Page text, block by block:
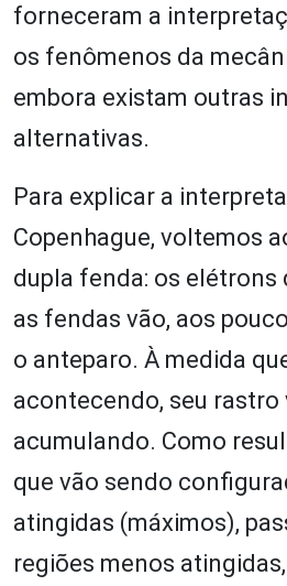
forneceram a
os fenômenos da
embora existam outras
alternativas.
Para explicar a
Copenhague, voltemos
dupla fenda: os elétrons
as fendas vão, aos
o anteparo. À medida
acontecendo, seu rastro
acumulando. Como
que vão sendo
atingidas (máximos),
regiões menos